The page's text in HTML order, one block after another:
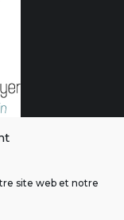
site web et notre
sous licence